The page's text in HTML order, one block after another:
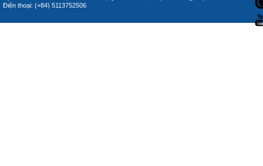
Điện thoại: (+84) 5113752506